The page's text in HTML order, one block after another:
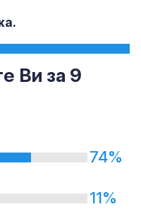
Ви за 9
74%
11%